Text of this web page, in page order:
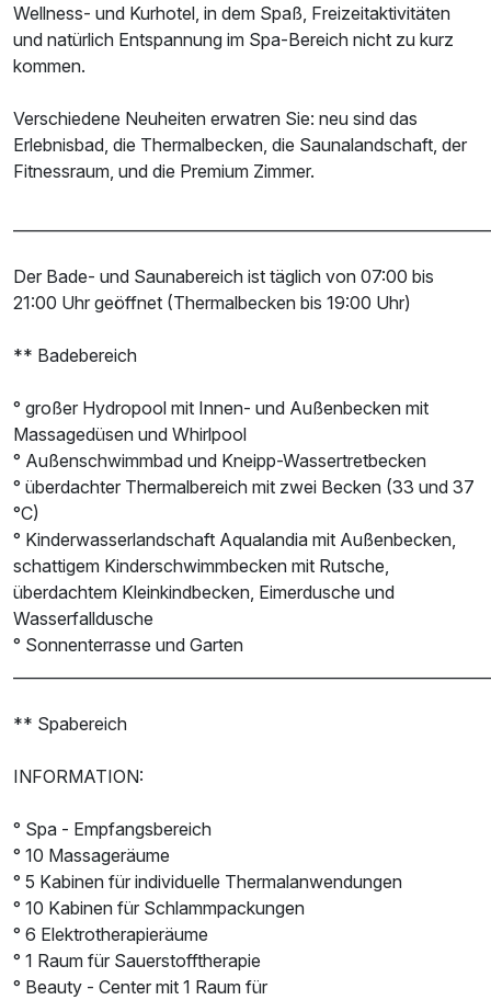
Wellness- und Kurhotel, in dem Spaß, Freizeitaktivitäten
und natürlich Entspannung im Spa-Bereich nicht zu kurz
kommen.
Verschiedene Neuheiten erwatren Sie: neu sind das
Erlebnisbad, die Thermalbecken, die Saunalandschaft, der
Fitnessraum, und die Premium Zimmer.
Der Bade- und Saunabereich ist täglich von 07:00 bis
21:00 Uhr geöffnet (Thermalbecken bis 19:00 Uhr)
** Badebereich
° großer Hydropool mit Innen- und Außenbecken mit
Massagedüsen und Whirlpool
° Außenschwimmbad und Kneipp-Wassertretbecken
° überdachter Thermalbereich mit zwei Becken (33 und 37
°C)
° Kinderwasserlandschaft Aqualandia mit Außenbecken,
schattigem Kinderschwimmbecken mit Rutsche,
überdachtem Kleinkindbecken, Eimerdusche und
Wasserfalldusche
° Sonnenterrasse und Garten
** Spabereich
INFORMATION:
° Spa - Empfangsbereich
° 10 Massageräume
° 5 Kabinen für individuelle Thermalanwendungen
° 10 Kabinen für Schlammpackungen
° 6 Elektrotherapieräume
° 1 Raum für Sauerstofftherapie
° Beauty - Center mit 1 Raum für